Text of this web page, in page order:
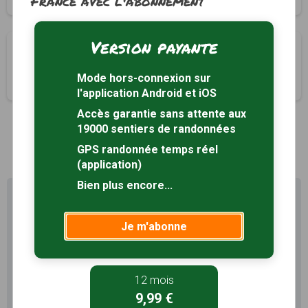
Circuit du Quai des Romains
10 km Tracé GPS
Sentiers en France avec rando
Le compteRando
permet de profiter de tout le
potentiel qu'offre Sentiers en France :
Favoris illimités
Version payante
Mode hors-connexion sur
l'application Android et iOS
Accès garantie sans attente aux
19000 sentiers de randonnées
GPS randonnée temps réel
(application)
Bien plus encore...
Je m'abonne
12 mois
9,99 €